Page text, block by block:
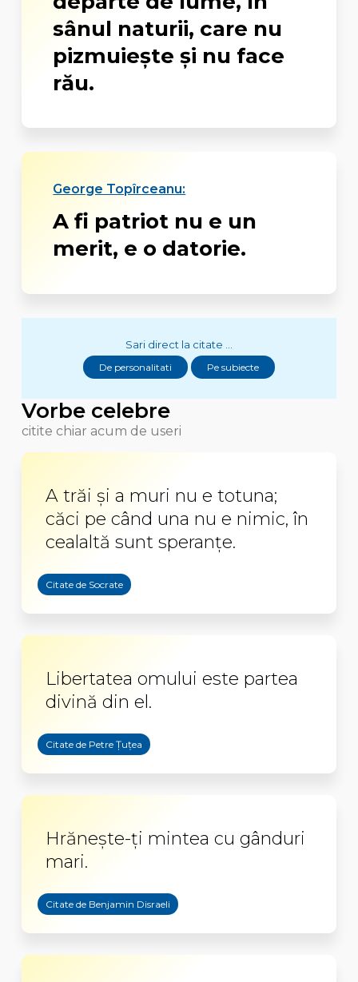
sânul naturii, care nu
pizmuieşte şi nu face
rău.
George Topîrceanu:
A fi patriot nu e un
merit, e o datorie.
Sari direct la citate ...
De personalitati Pe subiecte
Vorbe celebre
citite chiar acum de useri
A trăi şi a muri nu e totuna;
căci pe când una nu e nimic, în
cealaltă sunt speranţe.
Citate de Socrate
Libertatea omului este partea
divină din el.
Citate de Petre Țuțea
Hrăneşte-ţi mintea cu gânduri
mari.
Citate de Benjamin Disraeli